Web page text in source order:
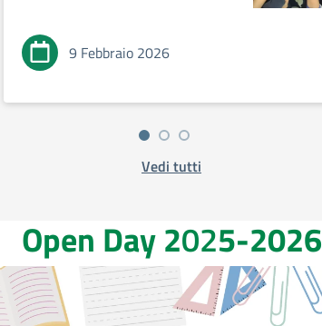
9 Febbraio 2026
Vedi tutti
Open Day 2025-2026